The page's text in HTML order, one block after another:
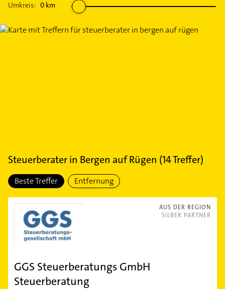
Umkreis: 0 km
Steuerberaterin Bergen auf Rügen (14Treffer)
Beste Treffer Entfernung
AUS DER REGION
SILBER PARTNER
GGS Steuerberatungs GmbH
Steuerberatung